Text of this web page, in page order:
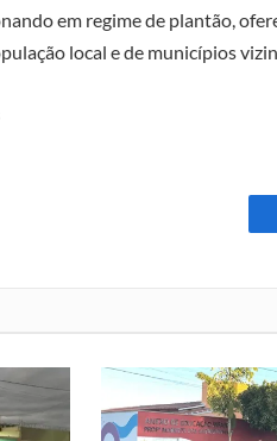
em regime de plantão,
local e de municípios